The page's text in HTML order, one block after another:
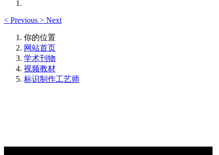
< Previous > Next
你的位置
网站首页
学术刊物
视频教材
标识制作工艺师